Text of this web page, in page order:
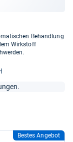
und
lassen
Behandlung
Wirkstoff
Bestes Angebot